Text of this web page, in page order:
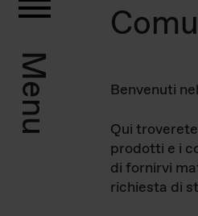
Menu Benvenuti
Qui
prodotti e i
di fornirvi
richiesta di